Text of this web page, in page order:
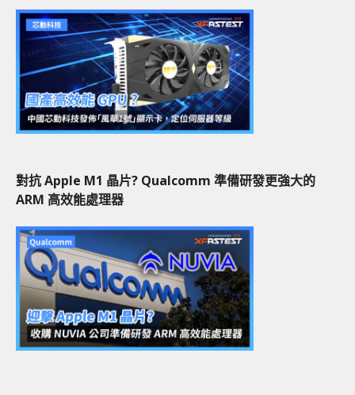
對抗 Apple M1 晶片? Qualcomm 準備研發更強大的
ARM 高效能處理器